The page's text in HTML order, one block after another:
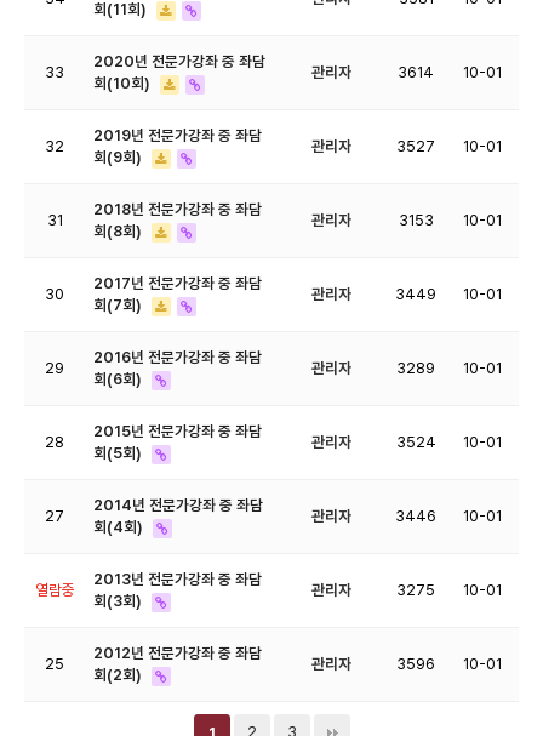
회(11회)
33
2020년 전문가강좌 중 좌담
회(10회)
관리자 3614 10-01
32
2019년 전문가강좌 중 좌담
회(9회)
관리자 3527 10-01
31
2018년 전문가강좌 중 좌담
회(8회)
관리자 3153 10-01
30
2017년 전문가강좌 중 좌담
회(7회)
관리자 3449 10-01
29
2016년 전문가강좌 중 좌담
회(6회)
관리자 3289 10-01
28
2015년 전문가강좌 중 좌담
회(5회)
관리자 3524 10-01
27
2014년 전문가강좌 중 좌담
회(4회)
관리자 3446 10-01
열람중
2013년 전문가강좌 중 좌담
회(3회)
관리자 3275 10-01
25
2012년 전문가강좌 중 좌담
회(2회)
관리자 3596 10-01
2 3